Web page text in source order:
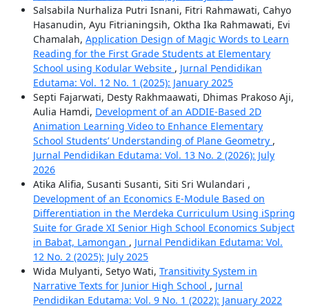
Salsabila Nurhaliza Putri Isnani, Fitri Rahmawati, Cahyo
Hasanudin, Ayu Fitrianingsih, Oktha Ika Rahmawati, Evi
Chamalah, Application Design of Magic Words to Learn
Reading for the First Grade Students at Elementary
School using Kodular Website , Jurnal Pendidikan
Edutama: Vol. 12 No. 1 (2025): January 2025
Septi Fajarwati, Desty Rakhmaawati, Dhimas Prakoso Aji,
Aulia Hamdi, Development of an ADDIE-Based 2D
Animation Learning Video to Enhance Elementary
School Students’ Understanding of Plane Geometry ,
Jurnal Pendidikan Edutama: Vol. 13 No. 2 (2026): July
2026
Atika Alifia, Susanti Susanti, Siti Sri Wulandari ,
Development of an Economics E-Module Based on
Differentiation in the Merdeka Curriculum Using iSpring
Suite for Grade XI Senior High School Economics Subject
in Babat, Lamongan , Jurnal Pendidikan Edutama: Vol.
12 No. 2 (2025): July 2025
Wida Mulyanti, Setyo Wati, Transitivity System in
Narrative Texts for Junior High School , Jurnal
Pendidikan Edutama: Vol. 9 No. 1 (2022): January 2022